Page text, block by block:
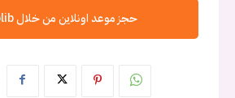
حجز موعد اونلاين من خلال doctolib